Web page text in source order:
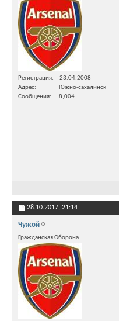
Регистрация
23.04.2008
Адрес
Южно-сахалинск
Сообщения
8,004
28.10.2017, 21:14
Чужой
Гражданская Оборона